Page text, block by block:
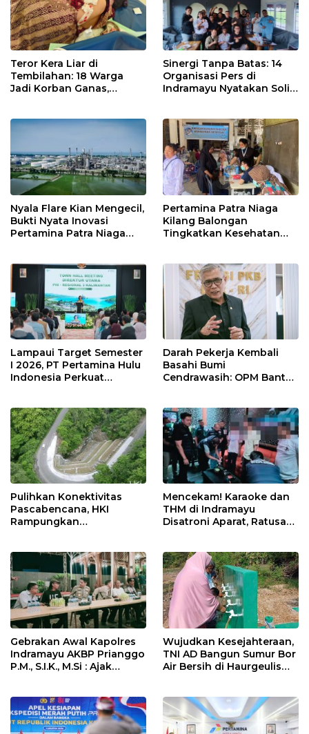
Teror Kera Liar di
Tembilahan: 18 Warga
Jadi Korban Ganas,
Sinergi Tanpa Batas: 14
Organisasi Pers di
Indramayu Nyatakan Solid
Nyala Flare Kian Mengecil,
Bukti Nyata Inovasi
Pertamina Patra Niaga
Pertamina Patra Niaga
Kilang Balongan
Tingkatkan Kesehatan
Rutin dan Edukasi
Perawatan Gigi
Lampaui Target Semester
I 2026, PT Pertamina Hulu
Indonesia Perkuat
Keselamatan Kerja
Darah Pekerja Kembali
Basahi Bumi
Cendrawasih: OPM Bantai
Pulihkan Konektivitas
Pascabencana, HKI
Rampungkan
Mencekam! Karaoke dan
THM di Indramayu
Disatroni Aparat, Ratusan
Gebrakan Awal Kapolres
Indramayu AKBP Prianggo
P.M., S.I.K., M.Si : Ajak
Wujudkan Kesejahteraan,
TNI AD Bangun Sumur Bor
Air Bersih di Haurgeulis